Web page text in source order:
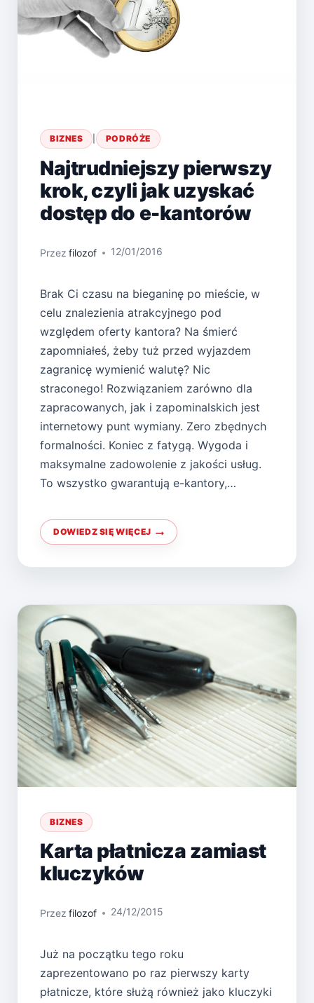
BIZNES PODRÓŻE
Najtrudniejszy pierwszy
krok, czyli jak uzyskać
dostęp do e-kantorów
Przez filozof 12/01/2016
Brak Ci czasu na bieganinę po mieście, w
celu znalezienia atrakcyjnego pod
względem oferty kantora? Na śmierć
zapomniałeś, żeby tuż przed wyjazdem
zagranicę wymienić walutę? Nic
straconego! Rozwiązaniem zarówno dla
zapracowanych, jak i zapominalskich jest
internetowy punt wymiany. Zero zbędnych
formalności. Koniec z fatygą. Wygoda i
maksymalne zadowolenie z jakości usług.
To wszystko gwarantują e-kantory,…
DOWIEDZ SIĘ WIĘCEJ
NAJTRUDNIEJSZY
PIERWSZY
JAK
BIZNES
Karta płatnicza zamiast
kluczyków
Przez filozof 24/12/2015
Już na początku tego roku
zaprezentowano po raz pierwszy karty
płatnicze, które służą również jako kluczyki